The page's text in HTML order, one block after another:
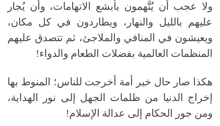
ولا عجب أن يُتَّهمون بأبشع الاتهامات، وأن يُجار
عليهم بالليل والنهار، ويطاردون في كل مكان،
ويعيشون في المنافي والملاجئ، ثم تتصدق عليهم
المنظمات العالمية بفضلات الطعام والدواء!
هكذا صار حال خير أمة أخرجت للناس؛ المنوط بها
إخراج الدنيا من ظلمات الجهل إلى نور الهداية،
ومن جور الحكام إلى عدالة الإسلام!